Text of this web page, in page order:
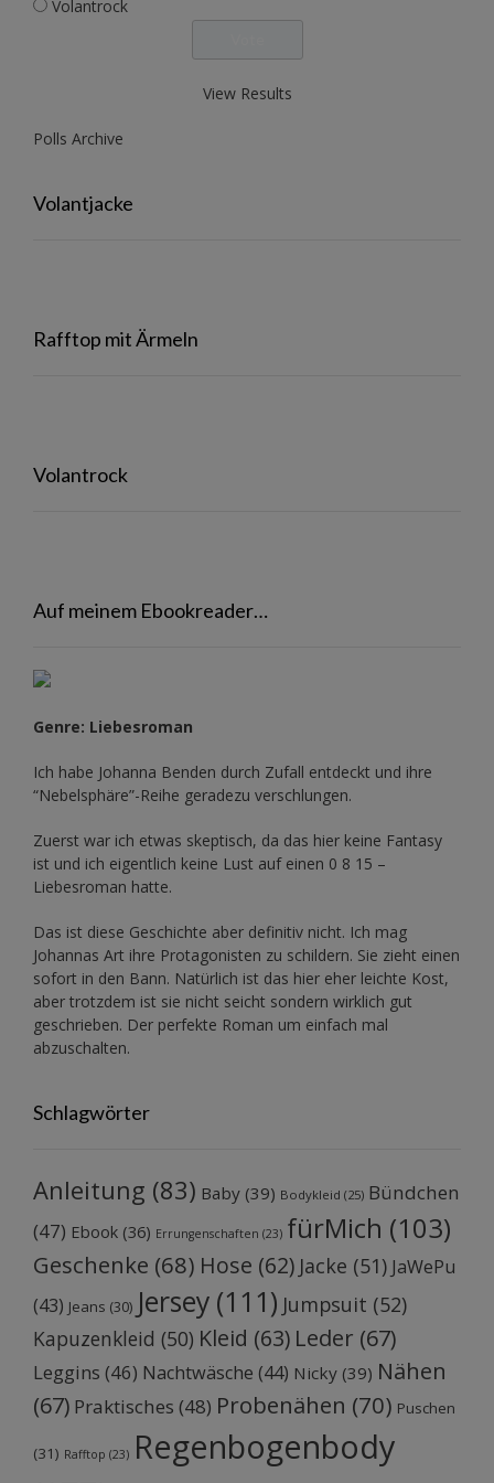
Volantrock
View Results
Polls Archive
Volantjacke
Rafftop mit Ärmeln
Volantrock
Auf meinem Ebookreader…
Genre: Liebesroman
Ich habe Johanna Benden durch Zufall entdeckt und ihre
“Nebelsphäre”-Reihe geradezu verschlungen.
Zuerst war ich etwas skeptisch, da das hier keine Fantasy
ist und ich eigentlich keine Lust auf einen 0 8 15 –
Liebesroman hatte.
Das ist diese Geschichte aber definitiv nicht. Ich mag
Johannas Art ihre Protagonisten zu schildern. Sie zieht einen
sofort in den Bann. Natürlich ist das hier eher leichte Kost,
aber trotzdem ist sie nicht seicht sondern wirklich gut
geschrieben. Der perfekte Roman um einfach mal
abzuschalten.
Schlagwörter
Anleitung (83) Baby (39) Bodykleid (25) Bündchen
(47) Ebook (36) Errungenschaften (23) fürMich (103)
Geschenke (68) Hose (62) Jacke (51) JaWePu
(43) Jeans (30) Jersey (111) Jumpsuit (52)
Kapuzenkleid (50) Kleid (63) Leder (67)
Leggins (46) Nachtwäsche (44) Nicky (39) Nähen
(67) Praktisches (48) Probenähen (70) Puschen
(31) Rafftop (23) Regenbogenbody